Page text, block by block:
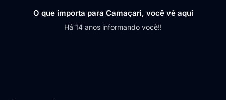
O que importa para Camaçari, você vê aqui
Há 14 anos informando você!!